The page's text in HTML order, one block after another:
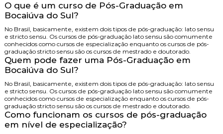
O que é um curso de Pós-Graduação em
Bocaiúva do Sul?
No Brasil, basicamente, existem dois tipos de pós-graduação: lato sensu
e stricto sensu. Os cursos de pós-graduação lato sensu são comumente
conhecidos como cursos de especialização enquanto os cursos de pós-
graduação stricto sensu são os cursos de mestrado e doutorado.
Quem pode fazer uma Pós-Graduação em
Bocaiúva do Sul?
No Brasil, basicamente, existem dois tipos de pós-graduação: lato sensu
e stricto sensu. Os cursos de pós-graduação lato sensu são comumente
conhecidos como cursos de especialização enquanto os cursos de pós-
graduação stricto sensu são os cursos de mestrado e doutorado.
Como funcionam os cursos de pós-graduação
em nível de especialização?